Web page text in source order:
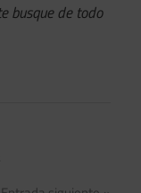
busque de todo